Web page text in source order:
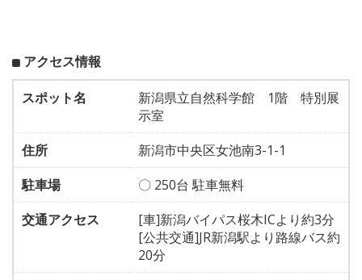
アクセス情報
スポット名
新潟県立自然科学館 1階 特別展
示室
住所
新潟市中央区女池南3-1-1
駐車場
〇 250台 駐車無料
交通アクセス
[車]新潟バイパス桜木ICより約3分
[公共交通]JR新潟駅より路線バス約
20分